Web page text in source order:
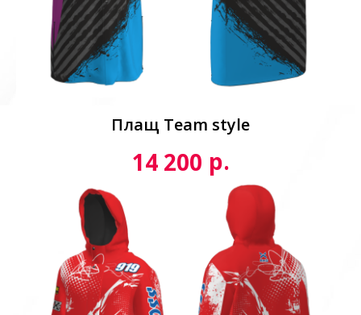
Плащ Team style
14 200 р.